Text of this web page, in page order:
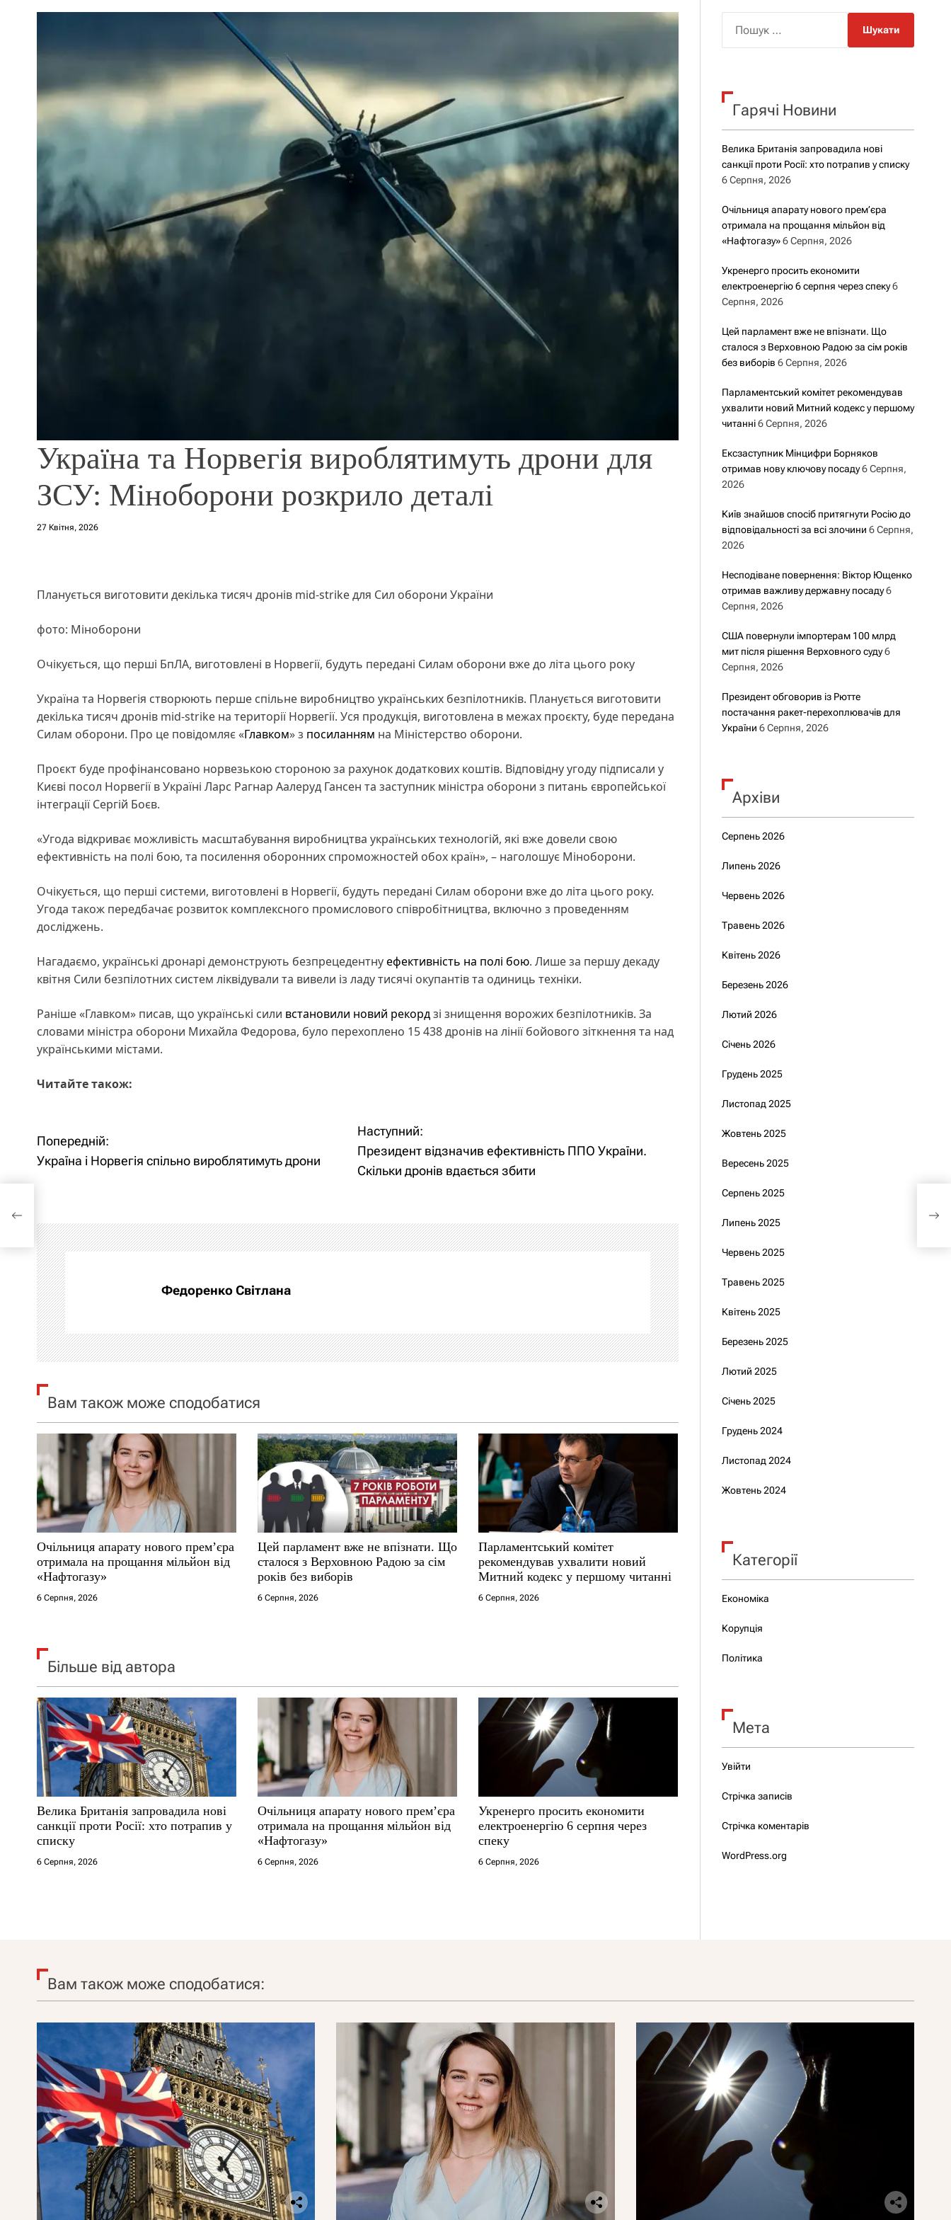
р
о
у
Україна та Норвегія вироблятимуть дрони для
ЗСУ: Міноборони розкрило деталі
27 Квітня, 2026
Планується виготовити декілька тисяч дронів mid-strike для Сил оборони України
фото: Міноборони
Очікується, що перші БпЛА, виготовлені в Норвегії, будуть передані Силам оборони вже до літа цього року
Україна та Норвегія створюють перше спільне виробництво українських безпілотників. Планується виготовити
декілька тисяч дронів mid-strike на території Норвегії. Уся продукція, виготовлена в межах проєкту, буде передана
Силам оборони. Про це повідомляє «Главком» з посиланням на Міністерство оборони.
Проєкт буде профінансовано норвезькою стороною за рахунок додаткових коштів. Відповідну угоду підписали у
Києві посол Норвегії в Україні Ларс Рагнар Аалеруд Гансен та заступник міністра оборони з питань європейської
інтеграції Сергій Боєв.
«Угода відкриває можливість масштабування виробництва українських технологій, які вже довели свою
ефективність на полі бою, та посилення оборонних спроможностей обох країн», – наголошує Міноборони.
Очікується, що перші системи, виготовлені в Норвегії, будуть передані Силам оборони вже до літа цього року.
Угода також передбачає розвиток комплексного промислового співробітництва, включно з проведенням
досліджень.
Нагадаємо, українські дронарі демонструють безпрецедентнуефективність на полі бою. Лише за першу декаду
квітня Сили безпілотних систем ліквідували та вивели із ладу тисячі окупантів та одиниць техніки.
Раніше «Главком» писав, що українські сили встановили новий рекордзі знищення ворожих безпілотників. За
словами міністра оборони Михайла Федорова, було перехоплено 15 438 дронів на лінії бойового зіткнення та над
українськими містами.
Читайте також:
Н
а
і
г
а
ц
і
я
а
п
и
с
і
в
Попередній:
Україна і Норвегія спільно вироблятимуть дрони
Наступний:
Президент відзначив ефективність ППО України.
Скільки дронів вдається збити
Федоренко Світлана
Вам також може сподобатися
Очільниця апарату нового прем’єра
отримала на прощання мільйон від
«Нафтогазу»
6 Серпня, 2026
Цей парламент вже не впізнати. Що
сталося з Верховною Радою за сім
років без виборів
6 Серпня, 2026
Парламентський комітет
рекомендував ухвалити новий
Митний кодекс у першому читанні
6 Серпня, 2026
Більше від автора
Велика Британія запровадила нові
санкції проти Росії: хто потрапив у
списку
6 Серпня, 2026
Очільниця апарату нового прем’єра
отримала на прощання мільйон від
«Нафтогазу»
6 Серпня, 2026
Укренерго просить економити
електроенергію 6 серпня через
спеку
6 Серпня, 2026
к
Гарячі Новини
Велика Британія запровадила нові
санкції проти Росії: хто потрапив у списку
6 Серпня, 2026
Очільниця апарату нового прем’єра
отримала на прощання мільйон від
«Нафтогазу» 6 Серпня, 2026
Укренерго просить економити
електроенергію 6 серпня через спеку 6
Серпня, 2026
Цей парламент вже не впізнати. Що
сталося з Верховною Радою за сім років
без виборів 6 Серпня, 2026
Парламентський комітет рекомендував
ухвалити новий Митний кодекс у першому
читанні 6 Серпня, 2026
Ексзаступник Мінцифри Борняков
отримав нову ключову посаду 6 Серпня,
2026
Київ знайшов спосіб притягнути Росію до
відповідальності за всі злочини 6 Серпня,
2026
Несподіване повернення: Віктор Ющенко
отримав важливу державну посаду 6
Серпня, 2026
США повернули імпортерам 100 млрд
мит після рішення Верховного суду 6
Серпня, 2026
Президент обговорив із Рютте
постачання ракет-перехоплювачів для
України 6 Серпня, 2026
Архіви
Серпень 2026
Липень 2026
Червень 2026
Травень 2026
Квітень 2026
Березень 2026
Лютий 2026
Січень 2026
Грудень 2025
Листопад 2025
Жовтень 2025
Вересень 2025
Серпень 2025
Липень 2025
Червень 2025
Травень 2025
Квітень 2025
Березень 2025
Лютий 2025
Січень 2025
Грудень 2024
Листопад 2024
Жовтень 2024
Категорії
Економіка
Корупція
Політика
Мета
Увійти
Стрічка записів
Стрічка коментарів
WordPress.org
Вам також може сподобатися: